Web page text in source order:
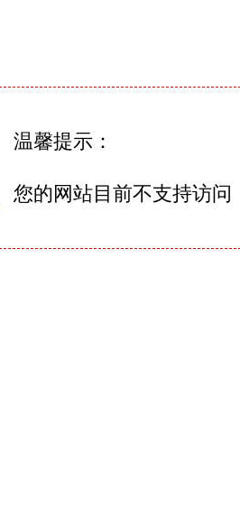
温馨提示：
您的网站目前不支持访